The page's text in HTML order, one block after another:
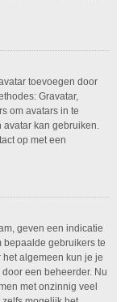
toevoegen door
Gravatar,
om avatars in te
avatar kan gebruiken.
op met een
geven een indicatie
bepaalde gebruikers te
algemeen kun je je
een beheerder. Nu
met onzinnig veel